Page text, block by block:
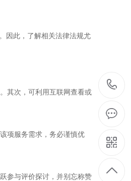
因此，了解相关法律法规尤
其次，可利用互联网查看或
项服务需求，务必谨慎优
参与评价探讨，并别忘称赞